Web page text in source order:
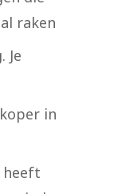
raken
Je
in
heeft